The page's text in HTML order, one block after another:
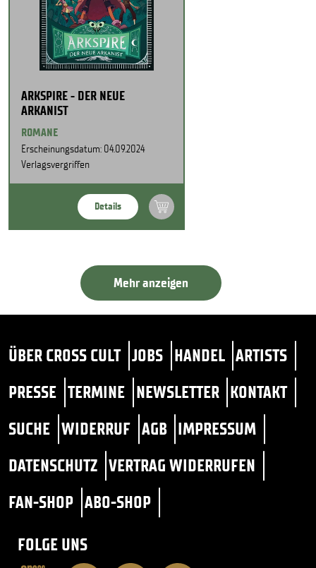
ARKSPIRE - DER NEUE
ARKANIST
ROMANE
Erscheinungsdatum: 04.09.2024
Verlagsvergriffen
Details
Mehr anzeigen
ÜBER CROSS CULT JOBS HANDEL ARTISTS
PRESSE TERMINE NEWSLETTER KONTAKT
SUCHE WIDERRUF AGB IMPRESSUM
DATENSCHUTZ VERTRAG WIDERRUFEN
FAN-SHOP ABO-SHOP
FOLGE UNS